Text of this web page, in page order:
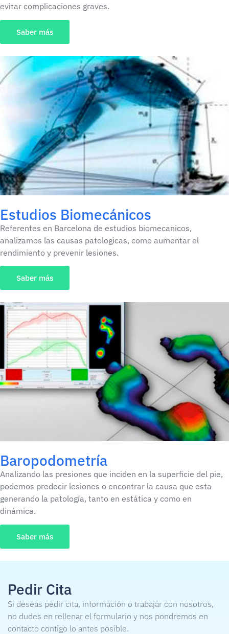
evitar complicaciones graves.
Saber más
Estudios Biomecánicos
Referentes en Barcelona de estudios biomecanicos,
analizamos las causas patologicas, como aumentar el
rendimiento y prevenir lesiones.
Saber más
Baropodometría
Analizando las presiones que inciden en la superficie del pie,
podemos predecir lesiones o encontrar la causa que esta
generando la patología, tanto en estática y como en
dinámica.
Saber más
Pedir Cita
Si deseas pedir cita, información o trabajar con nosotros,
no dudes en rellenar el formulario y nos pondremos en
contacto contigo lo antes posible.